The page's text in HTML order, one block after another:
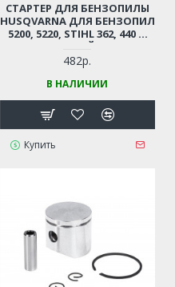
СТАРТЕР ДЛЯ БЕНЗОПИЛЫ
HUSQVARNA ДЛЯ БЕНЗОПИЛ
5200, 5220, STIHL 362, 440 И
ДР. (КИТАЙСКИЕ
БЕНЗОПИЛЫ 45-52СМ3,
ЦЫГАНКА)
482р.
В НАЛИЧИИ
Купить